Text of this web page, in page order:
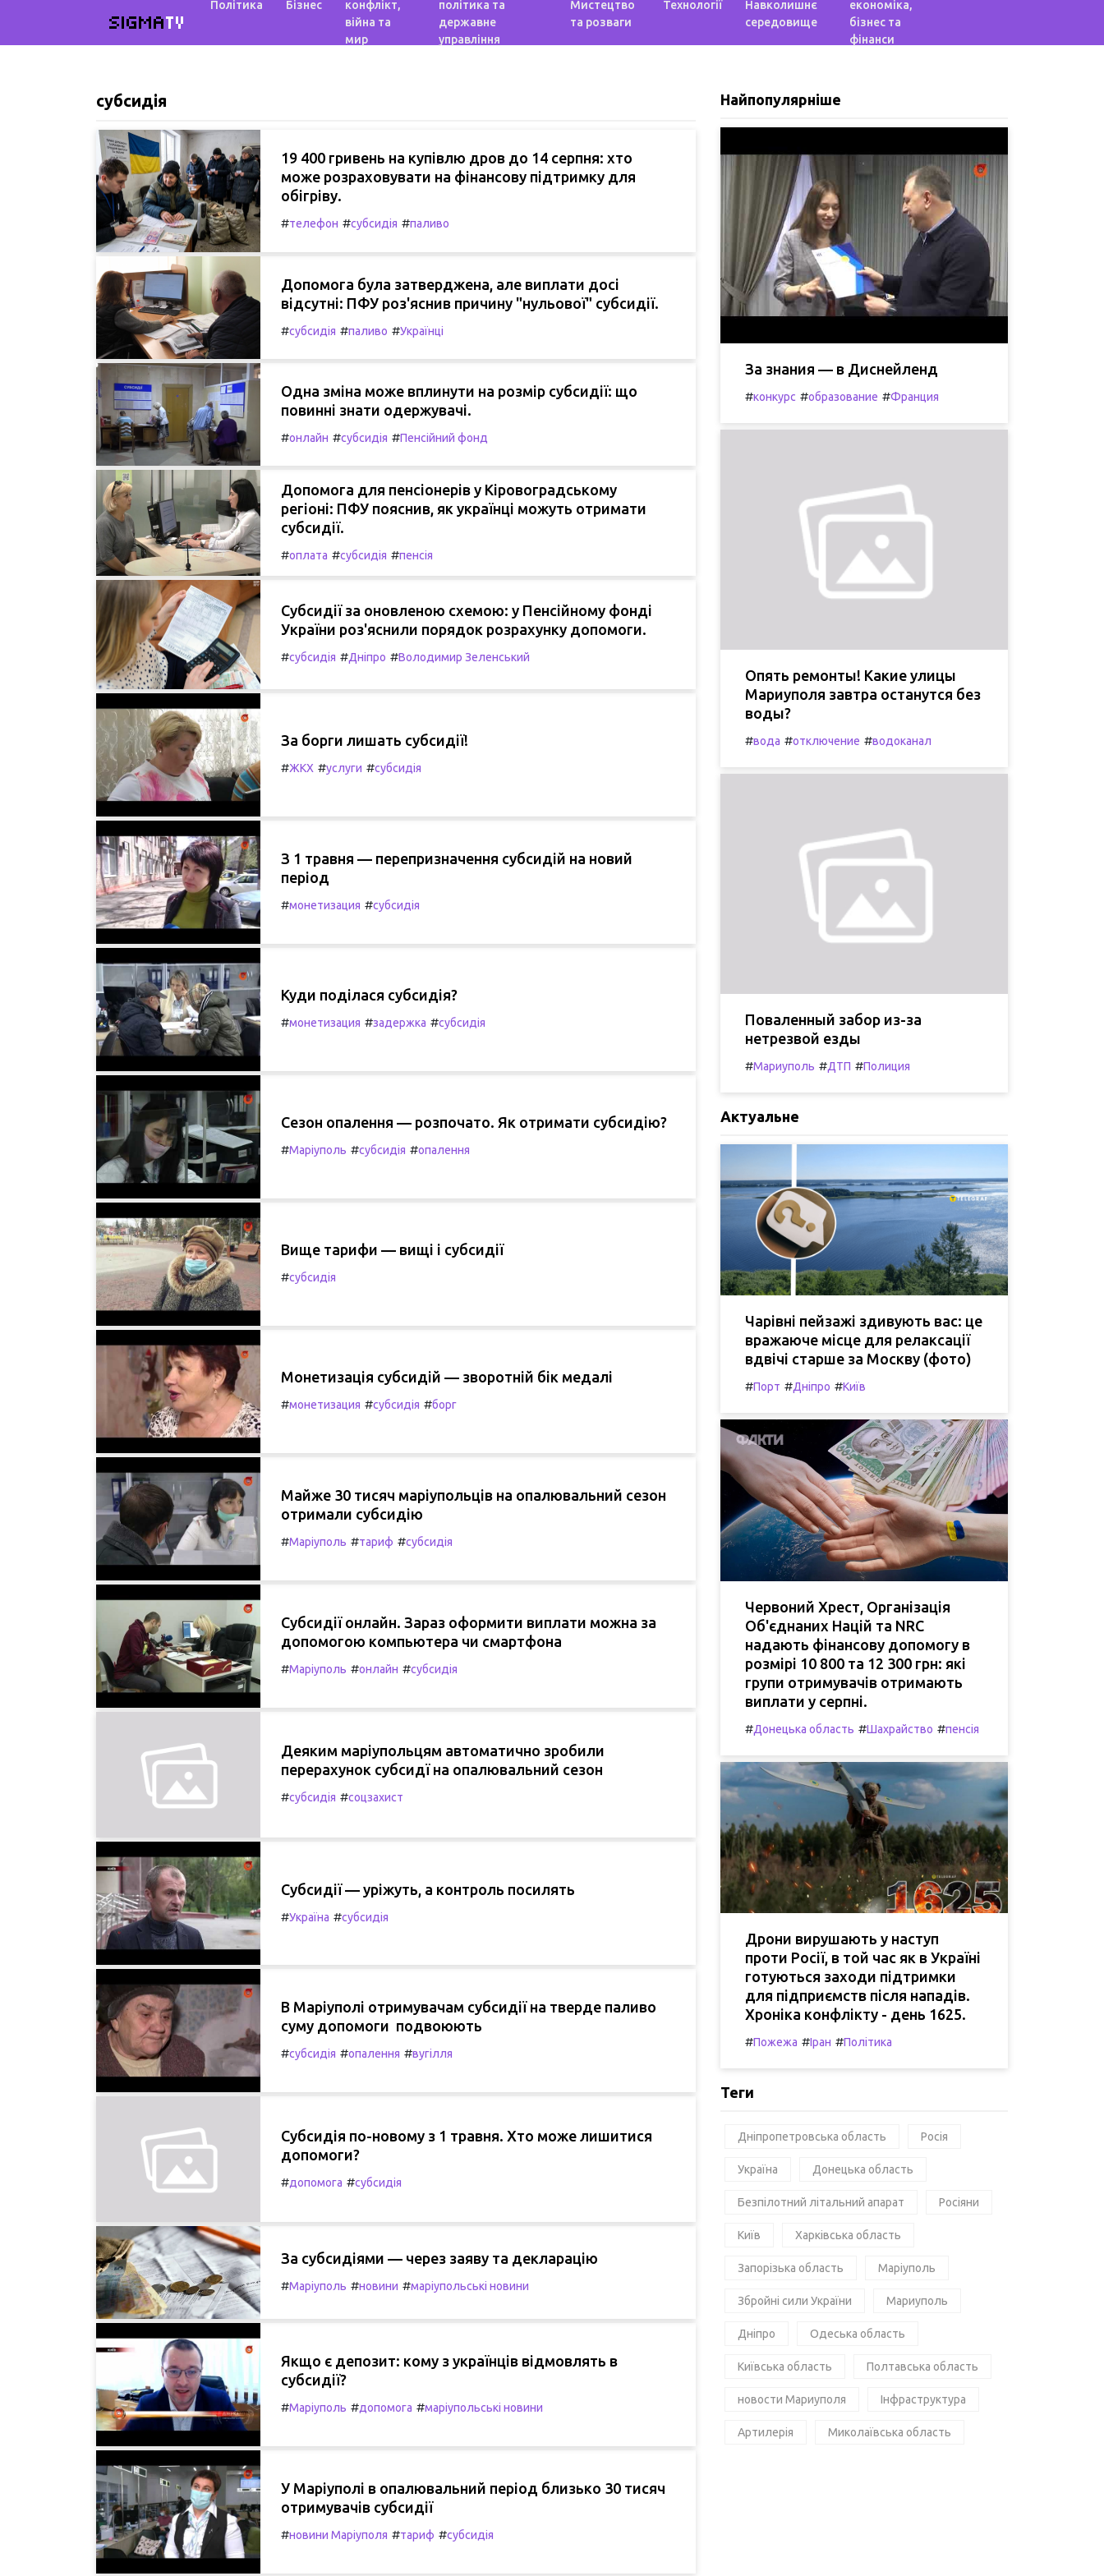
SIGMATV
Політика Бізнес
конфлікт,
війна та
мир
політика та
державне
управління
Мистецтво
та розваги
Технології
Навколишнє
середовище
економіка,
бізнес та
фінанси
субсидія
19 400 гривень на купівлю дров до 14 серпня: хто
може розраховувати на фінансову підтримку для
обігріву.
#телефон #субсидія #паливо
Допомога була затверджена, але виплати досі
відсутні: ПФУ роз'яснив причину "нульової" субсидії.
#субсидія #паливо #Українці
Одна зміна може вплинути на розмір субсидії: що
повинні знати одержувачі.
#онлайн #субсидія #Пенсійний фонд
Допомога для пенсіонерів у Кіровоградському
регіоні: ПФУ пояснив, як українці можуть отримати
субсидії.
#оплата #субсидія #пенсія
Субсидії за оновленою схемою: у Пенсійному фонді
України роз'яснили порядок розрахунку допомоги.
#субсидія #Дніпро #Володимир Зеленський
За борги лишать субсидії!
#ЖКХ #услуги #субсидія
З 1 травня — перепризначення субсидій на новий
період
#монетизация #субсидія
Куди поділася субсидія?
#монетизация #задержка #субсидія
Сезон опалення — розпочато. Як отримати субсидію?
#Маріуполь #субсидія #опалення
Вище тарифи — вищі і субсидії
#субсидія
Монетизація субсидій — зворотній бік медалі
#монетизация #субсидія #борг
Майже 30 тисяч маріупольців на опалювальний сезон
отримали субсидію
#Маріуполь #тариф #субсидія
Субсидії онлайн. Зараз оформити виплати можна за
допомогою компьютера чи смартфона
#Маріуполь #онлайн #субсидія
Деяким маріупольцям автоматично зробили
перерахунок субсидї на опалювальний сезон
#субсидія #соцзахист
Субсидії — уріжуть, а контроль посилять
#Україна #субсидія
В Маріуполі отримувачам субсидії на тверде паливо
суму допомоги подвоюють
#субсидія #опалення #вугілля
Субсидія по-новому з 1 травня. Хто може лишитися
допомоги?
#допомога #субсидія
За субсидіями — через заяву та декларацію
#Маріуполь #новини #маріупольські новини
Якщо є депозит: кому з українців відмовлять в
субсидії?
#Маріуполь #допомога #маріупольські новини
У Маріуполі в опалювальний період близько 30 тисяч
отримувачів субсидії
#новини Маріуполя #тариф #субсидія
Найпопулярніше
За знания — в Диснейленд
#конкурс #образование #Франция
Опять ремонты! Какие улицы
Мариуполя завтра останутся без
воды?
#вода #отключение #водоканал
Поваленный забор из-за
нетрезвой езды
#Мариуполь #ДТП #Полиция
Актуальне
Чарівні пейзажі здивують вас: це
вражаюче місце для релаксації
вдвічі старше за Москву (фото)
#Порт #Дніпро #Київ
Червоний Хрест, Організація
Об'єднаних Націй та NRC
надають фінансову допомогу в
розмірі 10 800 та 12 300 грн: які
групи отримувачів отримають
виплати у серпні.
#Донецька область #Шахрайство #пенсія
Дрони вирушають у наступ
проти Росії, в той час як в Україні
готуються заходи підтримки
для підприємств після нападів.
Хроніка конфлікту - день 1625.
#Пожежа #Іран #Політика
Теги
Дніпропетровська область Росія
Україна Донецька область
Безпілотний літальний апарат Росіяни
Київ Харківська область
Запорізька область Маріуполь
Збройні сили України Мариуполь
Дніпро Одеська область
Київська область Полтавська область
новости Мариуполя Інфраструктура
Артилерія Миколаївська область